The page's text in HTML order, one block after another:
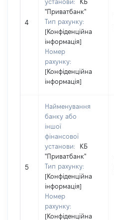
4
установи:
КБ
"Приватбанк"
Тип рахунку:
[Конфіденційна
інформація]
Номер
рахунку:
[Конфіденційна
інформація]
5
Найменування
банку або
іншої
фінансової
установи:
КБ
"Приватбанк"
Тип рахунку:
[Конфіденційна
інформація]
Номер
рахунку:
[Конфіденційна